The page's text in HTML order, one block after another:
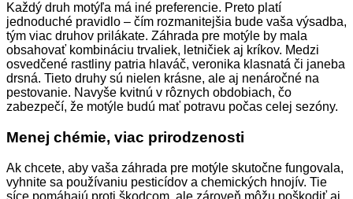
Každý druh motýľa má iné preferencie. Preto platí
jednoduché pravidlo – čím rozmanitejšia bude vaša výsadba,
tým viac druhov prilákate. Záhrada pre motýle by mala
obsahovať kombináciu trvaliek, letničiek aj kríkov. Medzi
osvedčené rastliny patria hlaváč, veronika klasnatá či janeba
drsná. Tieto druhy sú nielen krásne, ale aj nenáročné na
pestovanie. Navyše kvitnú v rôznych obdobiach, čo
zabezpečí, že motýle budú mať potravu počas celej sezóny.
Menej chémie, viac prirodzenosti
Ak chcete, aby vaša záhrada pre motýle skutočne fungovala,
vyhnite sa používaniu pesticídov a chemických hnojív. Tie
síce pomáhajú proti škodcom, ale zároveň môžu poškodiť aj